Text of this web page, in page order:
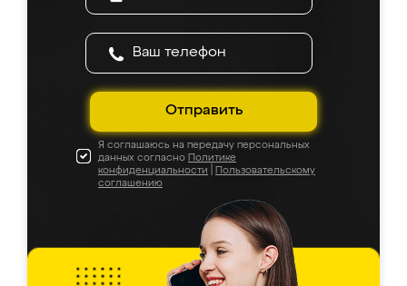
Отправить
Я соглашаюсь на передачу персональных
данных согласно Политике
конфиденциальности
Пользовательскому
соглашению